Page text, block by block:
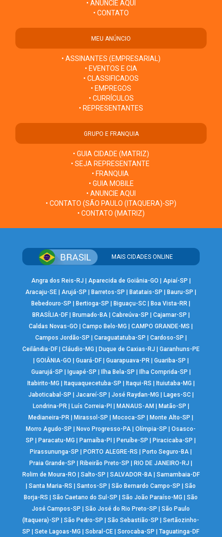
• ANUNCIE AQUI
• CONTATO
MEU ANÚNCIO
• ASSINANTES (EMPRESARIAL)
• EVENTOS E CIA
• CLASSIFICADOS
• EMPREGOS
• CURRÍCULOS
• REPRESENTANTES
GRUPO E FRANQUIA
• GUIA CIDADE (MATRIZ)
• SEJA REPRESENTANTE
• FRANQUIA
• GUIA MOBILE
• ANUNCIE AQUI
• CONTATO (SÃO PAULO (ITAQUERA)-SP)
• CONTATO (MATRIZ)
MAIS CIDADES ONLINE
Angra dos Reis-RJ Aparecida de Goiânia-GO Apiaí-SP
Aracaju-SE |Arujá-SP Barretos-SP Batatais-SP Bauru-SP
Bebedouro-SP
Bertioga-SP Biguaçu-SC Boa Vista-RR
BRASÍLIA-DF| Brumado-BA| Cabreúva-SP Cajamar-SP
Caldas Novas-GO
|Campo Belo-MG |CAMPO GRANDE-MS
Campos Jordão-SP
Caraguatatuba-SP Cardoso-SP
Ceilândia-DF| Cláudio-MG Duque de Caxias-RJ
Garanhuns-PE
GOIÂNIA-GO Guará-DF| Guarapuava-PR| Guariba-SP
Guarujá-SP
Iguapé-SP Ilha Bela-SP Ilha Comprida-SP
Itabirito-MG
Itaquaquecetuba-SP Itaqui-RS Ituiutaba-MG
Jaboticabal-SP
Jacareí-SP José Raydan-MG Lages-SC|
Londrina-PR| Luís Correia-PI MANAUS-AM Matão-SP
Medianeira-PR
Mirassol-SP Mococa-SP Monte Alto-SP
Morro Agudo-SP
Novo Progresso-PA |Olímpia-SP |Osasco-
SP
Paracatu-MG Parnaíba-PI Peruíbe-SP Piracicaba-SP
Pirassununga-SP
PORTO ALEGRE-RS Porto Seguro-BA
Praia Grande-SP
Ribeirão Preto-SP RIO DE JANEIRO-RJ
Rolim de Moura-RO
Salto-SP SALVADOR-BA| Samambaia-DF
|Santa Maria-RS |Santos-SP |São Bernardo Campo-SP |São
Borja-RS
|São Caetano do Sul-SP |São João Paraíso-MG |São
José Campos-SP
|São José do Rio Preto-SP |São Paulo
(Itaquera)-SP
|São Pedro-SP |São Sebastião-SP |Sertãozinho-
SP
|Sete Lagoas-MG |Sobral-CE |Sorocaba-SP |Taguatinga-DF